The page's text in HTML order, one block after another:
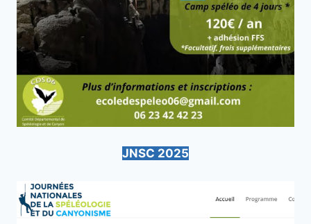
JNSC 2025